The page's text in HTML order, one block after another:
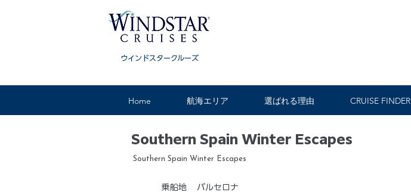
ウインドスタークルーズ
Home 航海エリア 選ばれる理由 CRUISE FINDER
Southern Spain Winter Escapes
Southern Spain Winter Escapes
乗船地 バルセロナ